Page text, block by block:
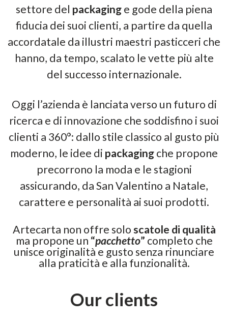
settore del packaginge gode della piena
fiducia dei suoi clienti, a partire da quella
accordatale da illustri maestri pasticceri che
hanno, da tempo, scalato le vette più alte
del successo internazionale.
Oggi l’azienda è lanciata verso un futuro di
ricerca e di innovazione che soddisfino i suoi
clienti a 360°: dallo stile classico al gusto più
moderno, le idee di packagingche propone
precorrono la moda e le stagioni
assicurando, da San Valentino a Natale,
carattere e personalità ai suoi prodotti.
Artecarta non offre soloscatole di qualità
ma propone un “pacchetto” completo che
unisce originalità e gusto senza rinunciare
alla praticità e alla funzionalità.
Our clients